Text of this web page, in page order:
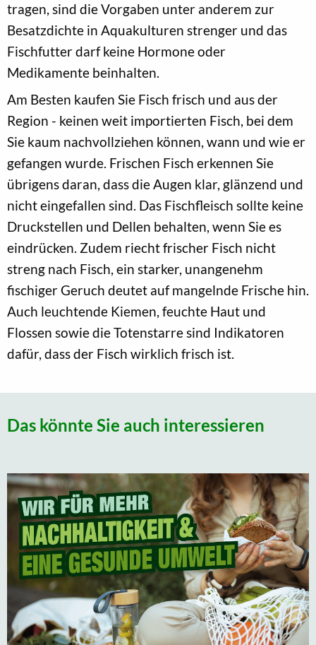
tragen, sind die Vorgaben unter anderem zur
Besatzdichte in Aquakulturen strenger und das
Fischfutter darf keine Hormone oder
Medikamente beinhalten.
Am Besten kaufen Sie Fisch frisch und aus der
Region - keinen weit importierten Fisch, bei dem
Sie kaum nachvollziehen können, wann und wie er
gefangen wurde. Frischen Fisch erkennen Sie
übrigens daran, dass die Augen klar, glänzend und
nicht eingefallen sind. Das Fischfleisch sollte keine
Druckstellen und Dellen behalten, wenn Sie es
eindrücken. Zudem riecht frischer Fisch nicht
streng nach Fisch, ein starker, unangenehm
fischiger Geruch deutet auf mangelnde Frische hin.
Auch leuchtende Kiemen, feuchte Haut und
Flossen sowie die Totenstarre sind Indikatoren
dafür, dass der Fisch wirklich frisch ist.
Das könnte Sie auch interessieren